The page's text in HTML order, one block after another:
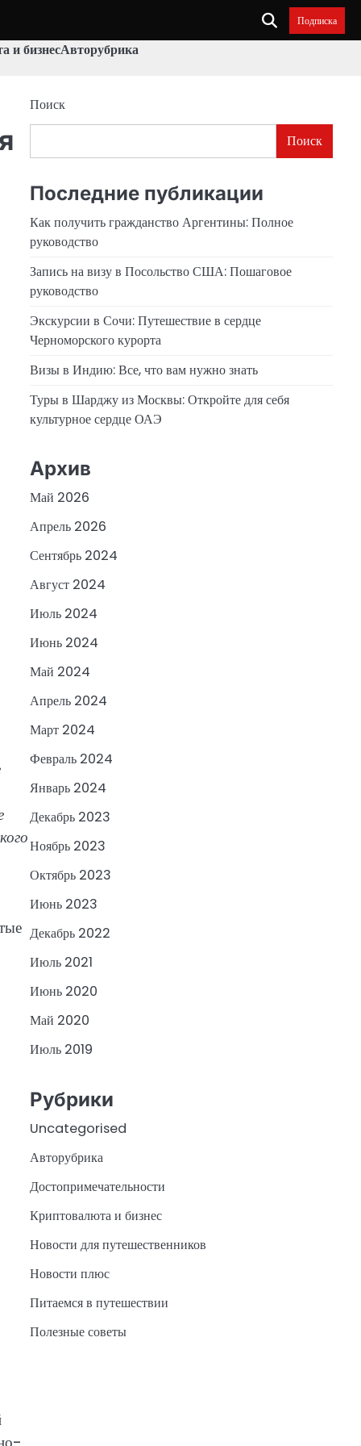
Подписка
и бизнесАвторубрика
Поиск
Поиск
Последние публикации
Как получить гражданство Аргентины: Полное
руководство
Запись на визу в Посольство США: Пошаговое
руководство
Экскурсии в Сочи: Путешествие в сердце
Черноморского курорта
Визы в Индию: Все, что вам нужно знать
Туры в Шарджу из Москвы: Откройте для себя
культурное сердце ОАЭ
Архив
Май 2026
Апрель 2026
Сентябрь 2024
Август 2024
Июль 2024
Июнь 2024
Май 2024
Апрель 2024
Март 2024
Февраль 2024
Январь 2024
Декабрь 2023
Ноябрь 2023
Октябрь 2023
Июнь 2023
Декабрь 2022
Июль 2021
Июнь 2020
Май 2020
Июль 2019
Рубрики
Uncategorised
Авторубрика
Достопримечательности
Криптовалюта и бизнес
Новости для путешественников
Новости плюс
Питаемся в путешествии
Полезные советы